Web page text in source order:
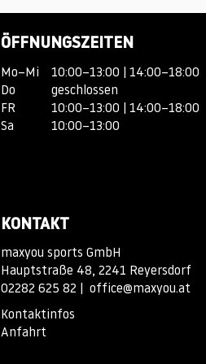
ÖFFNUNGSZEITEN
Mo–Mi
Do
FR
Sa
10:00–13:00 | 14:00–18:00
geschlossen
10:00–13:00 | 14:00–18:00
10:00–13:00
KONTAKT
maxyou sports GmbH
Hauptstraße 48, 2241 Reyersdorf
02282 625 82
|office@maxyou.at
Kontaktinfos
Anfahrt